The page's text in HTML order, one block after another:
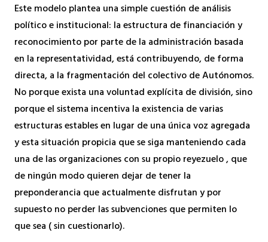
Este modelo plantea una simple cuestión de análisis
político e institucional: la estructura de financiación y
reconocimiento por parte de la administración basada
en la representatividad, está contribuyendo, de forma
directa, a la fragmentación del colectivo de Autónomos.
No porque exista una voluntad explícita de división, sino
porque el sistema incentiva la existencia de varias
estructuras estables en lugar de una única voz agregada
y esta situación propicia que se siga manteniendo cada
una de las organizaciones con su propio reyezuelo , que
de ningún modo quieren dejar de tener la
preponderancia que actualmente disfrutan y por
supuesto no perder las subvenciones que permiten lo
que sea ( sin cuestionarlo).